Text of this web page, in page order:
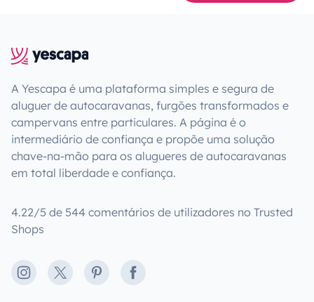
A Yescapa é uma plataforma simples e segura de
aluguer de autocaravanas, furgões transformados e
campervans entre particulares. A página é o
intermediário de confiança e propõe uma solução
chave-na-mão para os alugueres de autocaravanas
em total liberdade e confiança.
4.22/5 de 544 comentários de utilizadores no Trusted
Shops
Instagram
X PinterestFacebook